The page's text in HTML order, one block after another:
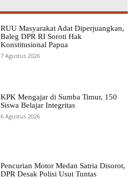
RUU Masyarakat Adat Diperjuangkan,
Baleg DPR RI Soroti Hak
Konstitusional Papua
7 Agustus 2026
KPK Mengajar di Sumba Timur, 150
Siswa Belajar Integritas
6 Agustus 2026
Pencurian Motor Medan Satria Disorot,
DPR Desak Polisi Usut Tuntas